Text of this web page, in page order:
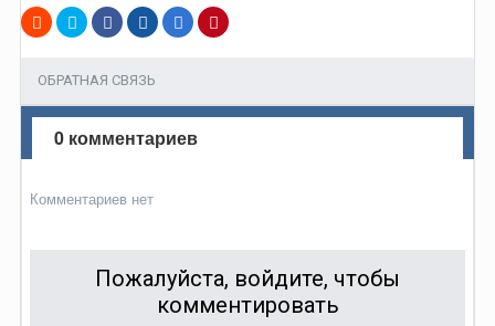
ОБРАТНАЯ СВЯЗЬ
0 комментариев
Комментариев нет
Пожалуйста, войдите, чтобы
комментировать